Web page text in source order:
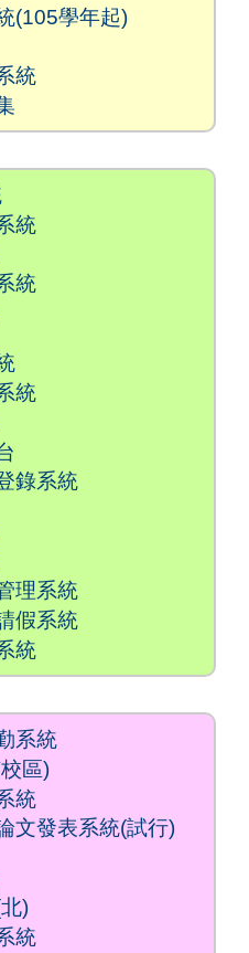
(105學年起)
統
統
統
統
錄系統
理系統
假系統
統
系統
區)
統
文發表系統(試行)
)
統